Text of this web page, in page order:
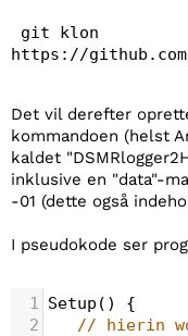
https://github.com/
Det vil derefter
kommandoen (helst
kaldet
inklusive en "data"-
-01 (dette også
I pseudokode ser
1 Setup () {
2
// hierin